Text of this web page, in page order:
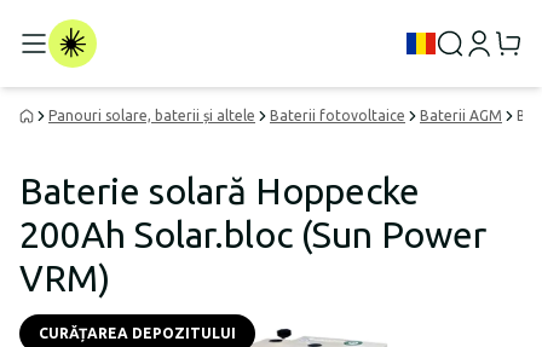
Panouri solare, baterii și altele Baterii fotovoltaice Baterii AGM
Baterie solară Hoppecke
200Ah Solar.bloc (Sun Power
VRM)
CURĂȚAREA DEPOZITULUI